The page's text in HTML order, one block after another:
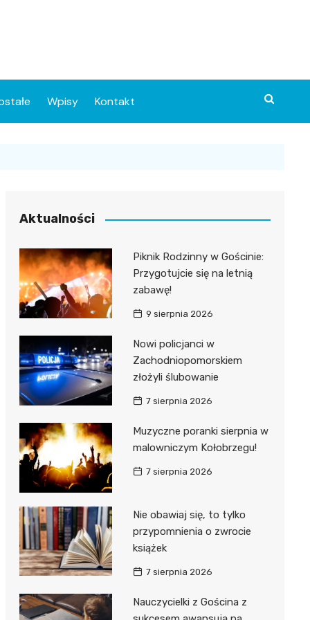
Wpisy Kontakt
Aktualności
Piknik Rodzinny w Gościnie:
Przygotujcie się na letnią
zabawę!
9 sierpnia 2026
Nowi policjanci w
Zachodniopomorskiem
złożyli ślubowanie
7 sierpnia 2026
Muzyczne poranki sierpnia w
malowniczym Kołobrzegu!
7 sierpnia 2026
Nie obawiaj się, to tylko
przypomnienia o zwrocie
książek
7 sierpnia 2026
Nauczycielki z Gościna z